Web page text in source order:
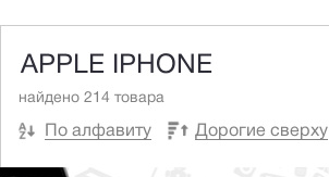
APPLE IPHONE
найдено 214 товара
По алфавиту Дорогие сверху